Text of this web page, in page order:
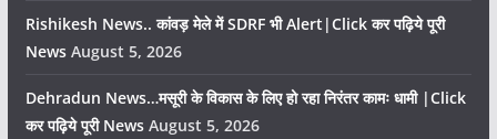
Rishikesh News.. कांवड़ मेले में SDRF भी Alert|Click कर पढ़िये पूरी
News August 5, 2026
Dehradun News…मसूरी के विकास के लिए हो रहा निरंतर कामः धामी |Click
कर पढ़िये पूरी News August 5, 2026